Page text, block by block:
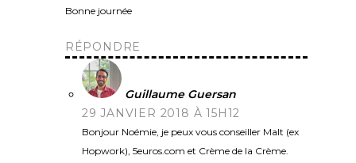
Bonne journée
RÉPONDRE
Guillaume Guersan
29 JANVIER 2018 À 15H12
Bonjour Noémie, je peux vous conseiller Malt (ex
Hopwork), 5euros.com et Crème de la Crème.